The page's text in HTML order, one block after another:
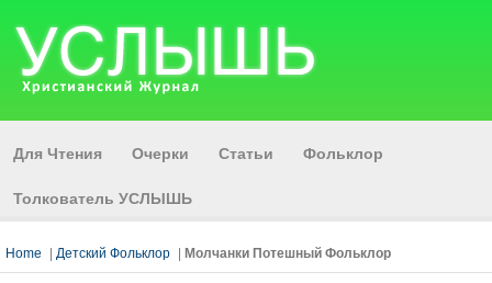
Для Чтения Очерки Статьи Фольклор
Толкователь УСЛЫШЬ
Home Детский Фольклор Молчанки Потешный Фольклор